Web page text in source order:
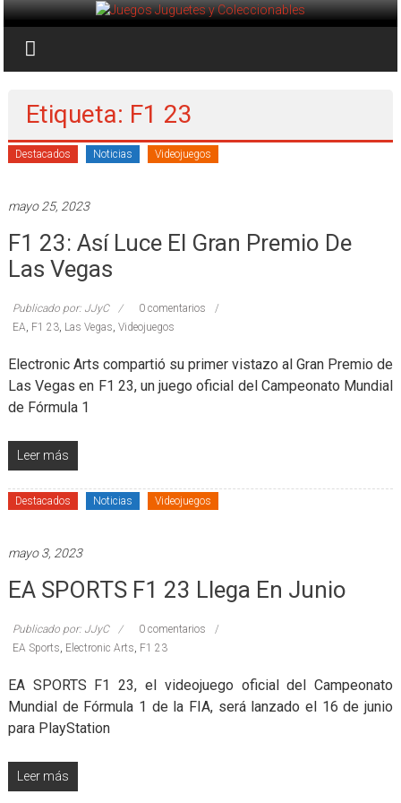
Saltar
al
contenido
Juegos
Juguetes
Coleccionables
para
coleccionistas.
Etiqueta: F1 23
Destacados Noticias Videojuegos
mayo 25, 2023
F1 23: Así Luce El Gran Premio De
Las Vegas
Publicado por: JJyC
0 comentarios
EA F1 23, Las Vegas Videojuegos
Electronic Arts compartió su primer vistazo al Gran Premio de
Las Vegas en F1 23, un juego oficial del Campeonato Mundial
de Fórmula 1
Leer más
Destacados Noticias Videojuegos
mayo 3, 2023
EA SPORTS F1 23 Llega En Junio
Publicado por: JJyC
0 comentarios
EA Sports Electronic Arts F1 23
EA SPORTS F1 23, el videojuego oficial del Campeonato
Mundial de Fórmula 1 de la FIA, será lanzado el 16 de junio
para PlayStation
Leer más